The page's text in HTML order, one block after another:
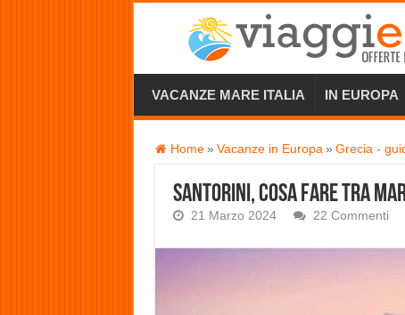
VACANZE MARE ITALIA IN EUROPA
Home » Vacanze in Europa » Grecia -
Santorini, cosa fare tra
21 Marzo 2024 22 Commenti